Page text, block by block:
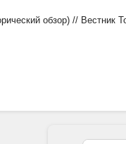
обзор) // Вестник
С.70-106.
New York:
и машиностроение.